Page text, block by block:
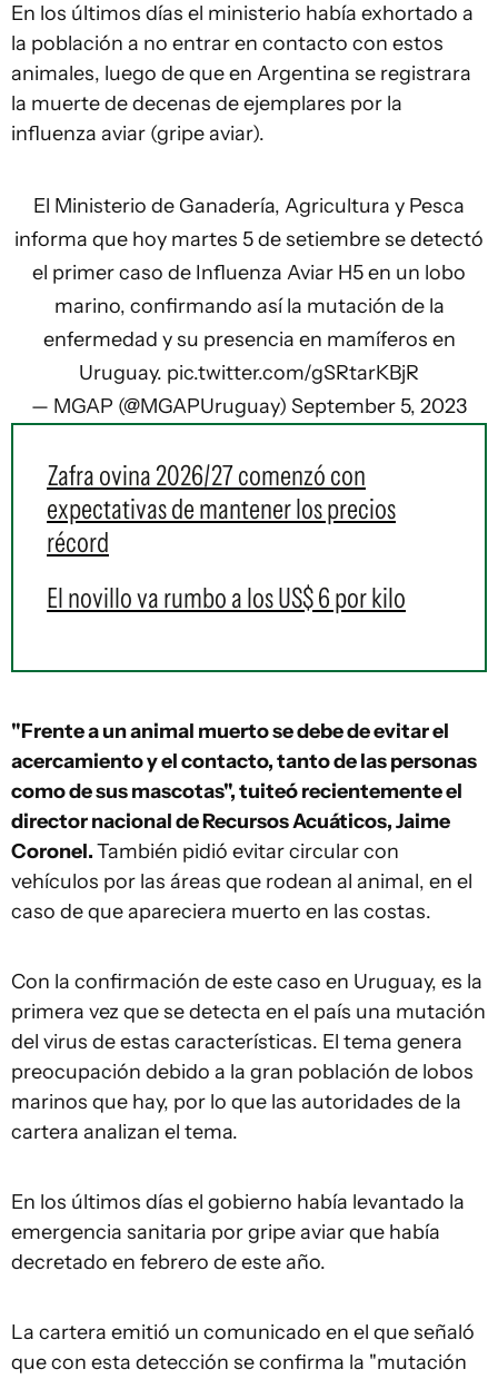
En los últimos días el ministerio había exhortado a
la población a no entrar en contacto con estos
animales, luego de que en Argentina se registrara
la muerte de decenas de ejemplares por la
influenza aviar (gripe aviar).
El Ministerio de Ganadería, Agricultura y Pesca
informa que hoy martes 5 de setiembre se detectó
el primer caso de Influenza Aviar H5 en un lobo
marino, confirmando así la mutación de la
enfermedad y su presencia en mamíferos en
Uruguay. pic.twitter.com/gSRtarKBjR
— MGAP (@MGAPUruguay) September 5, 2023
Zafra ovina 2026/27 comenzó con
expectativas de mantener los precios
récord
El novillo va rumbo a los US$ 6 por kilo
"Frente a un animal muerto se debe de evitar el
acercamiento y el contacto, tanto de las personas
como de sus mascotas", tuiteó recientemente el
director nacional de Recursos Acuáticos, Jaime
Coronel.También pidió evitar circular con
vehículos por las áreas que rodean al animal, en el
caso de que apareciera muerto en las costas.
Con la confirmación de este caso en Uruguay, es la
primera vez que se detecta en el país una mutación
del virus de estas características. El tema genera
preocupación debido a la gran población de lobos
marinos que hay, por lo que las autoridades de la
cartera analizan el tema.
En los últimos días el gobierno había levantado la
emergencia sanitaria por gripe aviar que había
decretado en febrero de este año.
La cartera emitió un comunicado en el que señaló
que con esta detección se confirma la "mutación